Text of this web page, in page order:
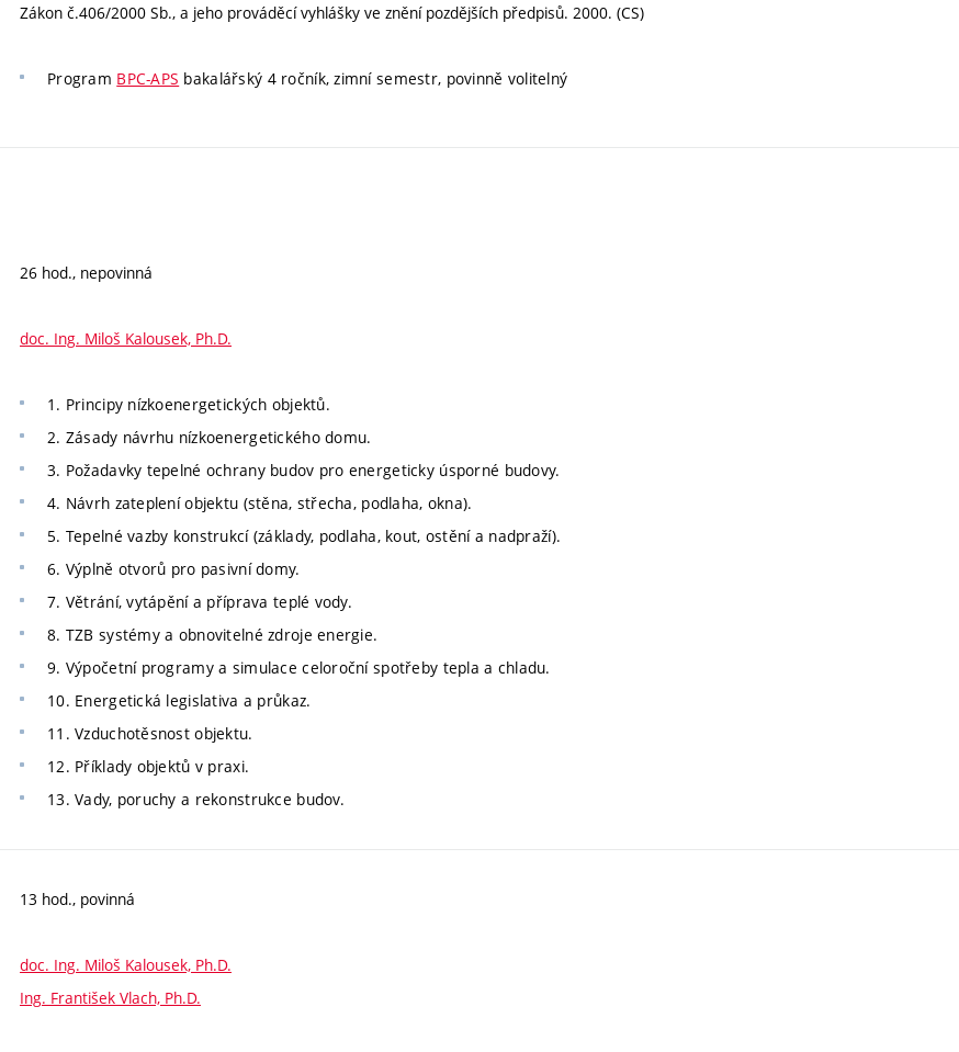
Zákon č.406/2000 Sb., a jeho prováděcí vyhlášky ve znění pozdějších předpisů. 2000. (CS)
Program BPC-APS bakalářský 4 ročník, zimní semestr, povinně volitelný
26 hod., nepovinná
doc. Ing. Miloš Kalousek, Ph.D.
1. Principy nízkoenergetických objektů.
2. Zásady návrhu nízkoenergetického domu.
3. Požadavky tepelné ochrany budov pro energeticky úsporné budovy.
4. Návrh zateplení objektu (stěna, střecha, podlaha, okna).
5. Tepelné vazby konstrukcí (základy, podlaha, kout, ostění a nadpraží).
6. Výplně otvorů pro pasivní domy.
7. Větrání, vytápění a příprava teplé vody.
8. TZB systémy a obnovitelné zdroje energie.
9. Výpočetní programy a simulace celoroční spotřeby tepla a chladu.
10. Energetická legislativa a průkaz.
11. Vzduchotěsnost objektu.
12. Příklady objektů v praxi.
13. Vady, poruchy a rekonstrukce budov.
13 hod., povinná
doc. Ing. Miloš Kalousek, Ph.D.
Ing. František Vlach, Ph.D.